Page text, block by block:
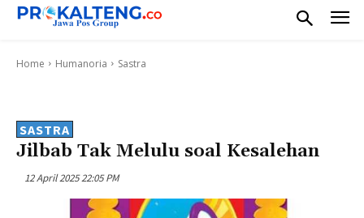
Home Humanoria Sastra
SASTRA
Jilbab Tak Melulu soal Kesalehan
12 April 2025 22:05 PM